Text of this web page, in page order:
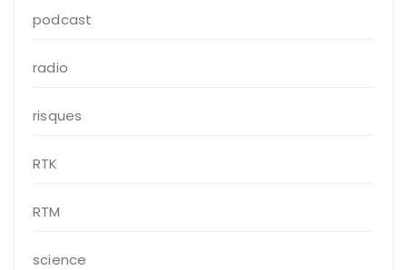
podcast
radio
risques
RTK
RTM
science